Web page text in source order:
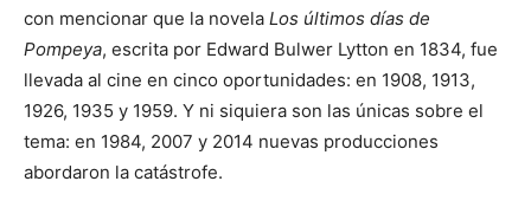
con mencionar que la novela Los últimos días de
Pompeya, escrita por Edward Bulwer Lytton en 1834, fue
llevada al cine en cinco oportunidades: en 1908, 1913,
1926, 1935 y 1959. Y ni siquiera son las únicas sobre el
tema: en 1984, 2007 y 2014 nuevas producciones
abordaron la catástrofe.